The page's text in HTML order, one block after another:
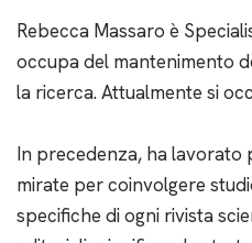
Rebecca Massaro è
occupa del mantenimento
la ricerca. Attualmente si
In precedenza, ha lavorato
mirate per coinvolgere
specifiche di ogni rivista